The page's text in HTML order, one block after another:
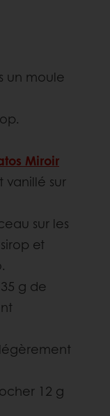
un moule
Miroir
sur
sur les
et
g de
12 g